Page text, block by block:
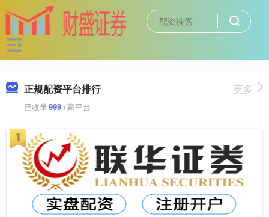
正规配资平台排行
已收录999+家平台
更多